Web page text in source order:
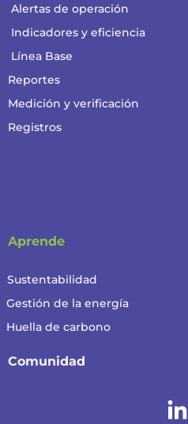
Alertas de operación
Indicadores y eficiencia
Línea Base
Reportes
Medición y verificación
Registros
Aprende
Sustentabilidad
Gestión de la energía
Huella de carbono
Comunidad